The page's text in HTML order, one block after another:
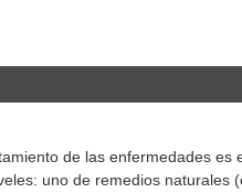
de las enfermedades
uno de remedios